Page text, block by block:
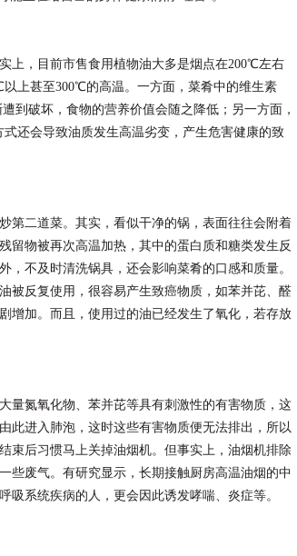
，目前市售食用植物油大多是烟点在200℃左右
上甚至300℃的高温。一方面，菜肴中的维生素
到破坏，食物的营养价值会随之降低；另一方面，
还会导致油质发生高温劣变，产生危害健康的致
二道菜。其实，看似干净的锅，表面往往会附着
留物被再次高温加热，其中的蛋白质和糖类发生反
，不及时清洗锅具，还会影响菜肴的口感和质量。
被反复使用，很容易产生致癌物质，如苯并芘、醛
增加。而且，使用过的油已经发生了氧化，若存放
氮氧化物、苯并芘等具有刺激性的有害物质，这
此进入肺泡，这时这些有害物质便无法排出，所以
束后习惯马上关掉油烟机。但事实上，油烟机排除
些废气。有研究显示，长期接触厨房高温油烟的中
吸系统疾病的人，更会因此诱发哮喘、炎症等。